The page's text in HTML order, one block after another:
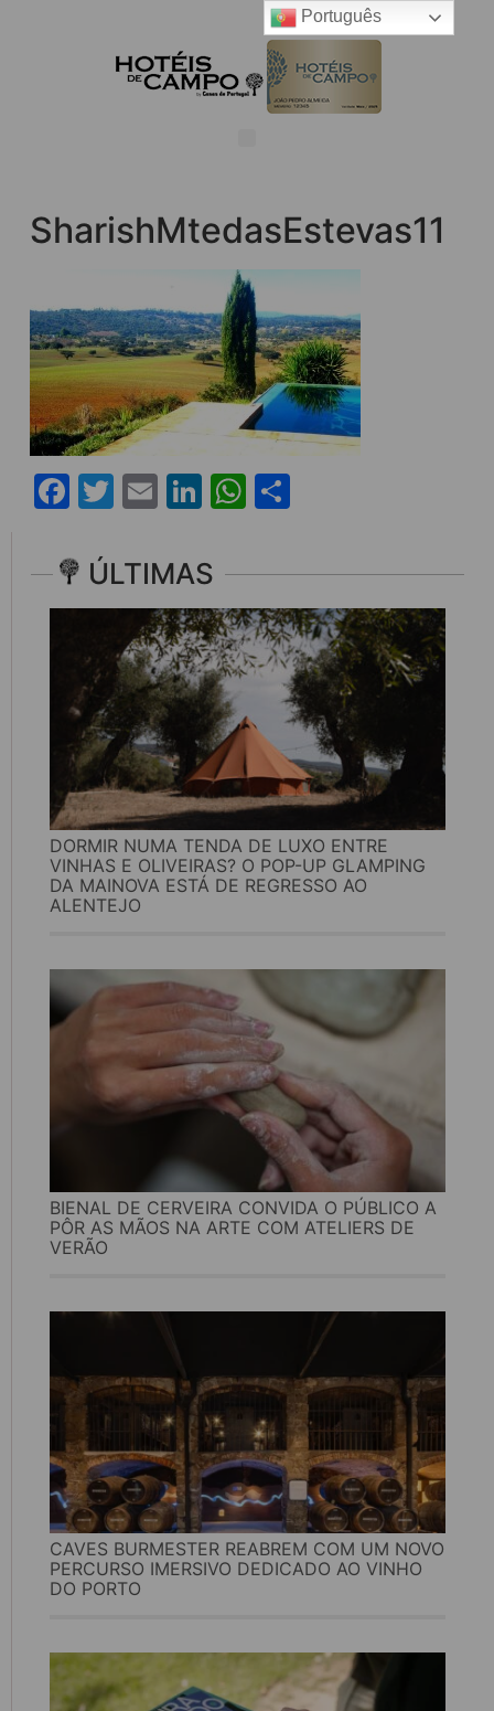
SharishMtedasEstevas11
Facebook
Twitter
EmailLinkedIn
WhatsApp
ÚLTIMAS
DORMIR NUMA TENDA DE LUXO ENTRE
VINHAS E OLIVEIRAS? O POP-UP GLAMPING
DA MAINOVA ESTÁ DE REGRESSO AO
ALENTEJO
BIENAL DE CERVEIRA CONVIDA O PÚBLICO A
PÔR AS MÃOS NA ARTE COM ATELIERS DE
VERÃO
CAVES BURMESTER REABREM COM UM NOVO
PERCURSO IMERSIVO DEDICADO AO VINHO
DO PORTO
Português